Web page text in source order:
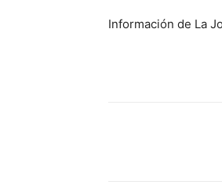
Información de La